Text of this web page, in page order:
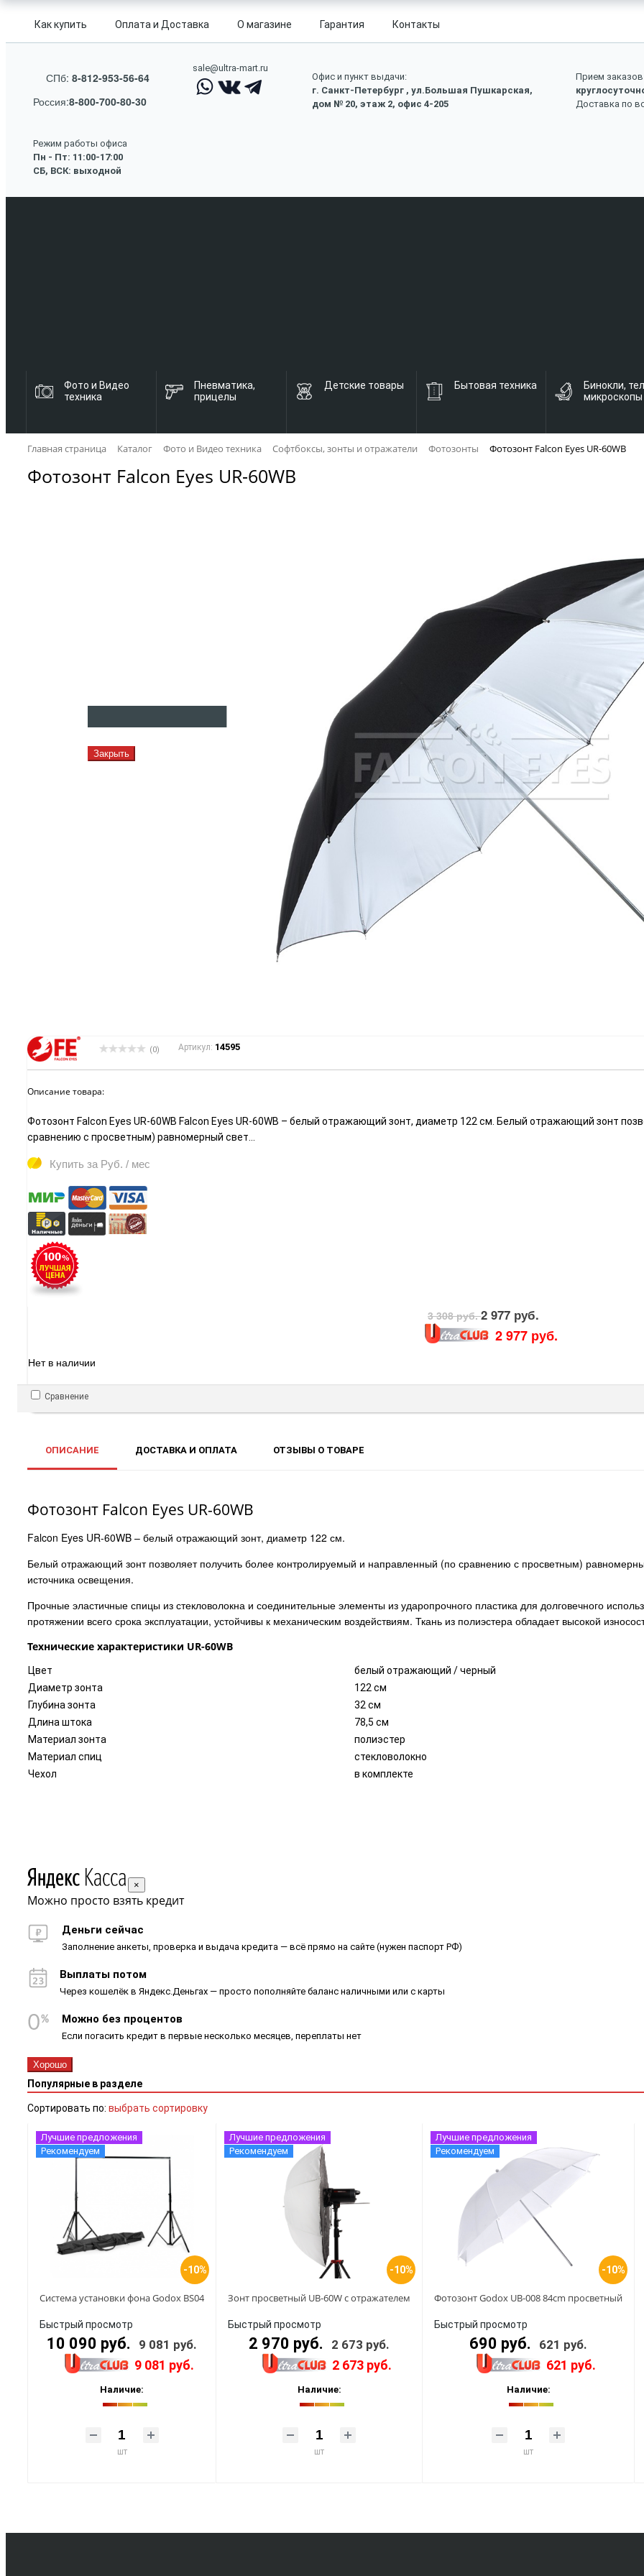
Как купить Оплата и Доставка О магазине Гарантия Контакты
СПб: 8-812-953-56-64
Россия:8-800-700-80-30
sale@ultra-mart.ru
Офис и пункт выдачи:
г. Санкт-Петербург , ул.Большая Пушкарская,
дом № 20, этаж 2, офис 4-205
Прием заказов
Доставка по
Режим работы офиса
Пн - Пт: 11:00-17:00
СБ, ВСК: выходной
Фото и Видео
техника
Пневматика,
прицелы
Детские товары Бытовая техника
Бинокли,
микроскопы
Главная страница Каталог Фото и Видео техника Софтбоксы, зонты и отражатели Фотозонты Фотозонт Falcon Eyes UR-60WB
Фотозонт Falcon Eyes UR-60WB
(0) Артикул: 14595
Описание товара:
Фотозонт Falcon Eyes UR-60WB Falcon Eyes UR-60WB – белый отражающий зонт, диаметр 122 см. Белый отражающий зонт
сравнению с просветным) равномерный свет...
Купить за Руб. / мес
3 308 руб.2 977 руб.
2 977 руб.
Нет в наличии
Сравнение
ОПИСАНИЕ ДОСТАВКА И ОПЛАТА ОТЗЫВЫ О ТОВАРЕ
Фотозонт Falcon Eyes UR-60WB
Falcon Eyes UR-60WB – белый отражающий зонт, диаметр 122 см.
Белый отражающий зонт позволяет получить более контролируемый и направленный (по сравнению с просветным)
источника освещения.
Прочные эластичные спицы из стекловолокна и соединительные элементы из ударопрочного пластика для долговечного
протяжении всего срока эксплуатации, устойчивы к механическим воздействиям. Ткань из полиэстера обладает высокой
Технические характеристики UR-60WB
Цвет
белый отражающий / черный
Диаметр зонта
122 см
Глубина зонта
32 см
Длина штока
78,5 см
Материал зонта
полиэстер
Материал спиц
стекловолокно
Чехол
в комплекте
×
Можно просто взять кредит
Деньги сейчас
Заполнение анкеты, проверка и выдача кредита — всё прямо на сайте (нужен паспорт РФ)
Выплаты потом
Через кошелёк в Яндекс.Деньгах — просто пополняйте баланс наличными или с карты
Можно без процентов
Если погасить кредит в первые несколько месяцев, переплаты нет
Хорошо
Популярные в разделе
Сортировать по: выбрать сортировку
-10%
Лучшие предложения
Рекомендуем
Система установки фона Godox BS04
Быстрый просмотр
10 090 руб. 9 081 руб.
9 081 руб.
Наличие:
шт
-10%
Лучшие предложения
Рекомендуем
Зонт просветный UB-60W с отражателем
Быстрый просмотр
2 970 руб. 2 673 руб.
2 673 руб.
Наличие:
шт
-10%
Лучшие предложения
Рекомендуем
Фотозонт Godox UB-008 84cm просветный
Быстрый просмотр
690 руб. 621 руб.
621 руб.
Наличие:
шт
Быстрый просмотр
Закрыть